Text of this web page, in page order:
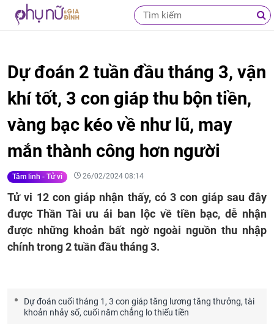
Dự đoán 2 tuần đầu tháng 3, vận
khí tốt, 3 con giáp thu bộn tiền,
vàng bạc kéo về như lũ, may
mắn thành công hơn người
Tâm linh - Tử vi 26/02/2024 08:14
Tử vi 12 con giáp nhận thấy, có 3 con giáp sau đây
được Thần Tài ưu ái ban lộc về tiền bạc, dễ nhận
được những khoản bất ngờ ngoài nguồn thu nhập
chính trong 2 tuần đầu tháng 3.
Dự đoán cuối tháng 1, 3 con giáp tăng lương tăng thưởng, tài
khoản nhảy số, cuối năm chẳng lo thiếu tiền